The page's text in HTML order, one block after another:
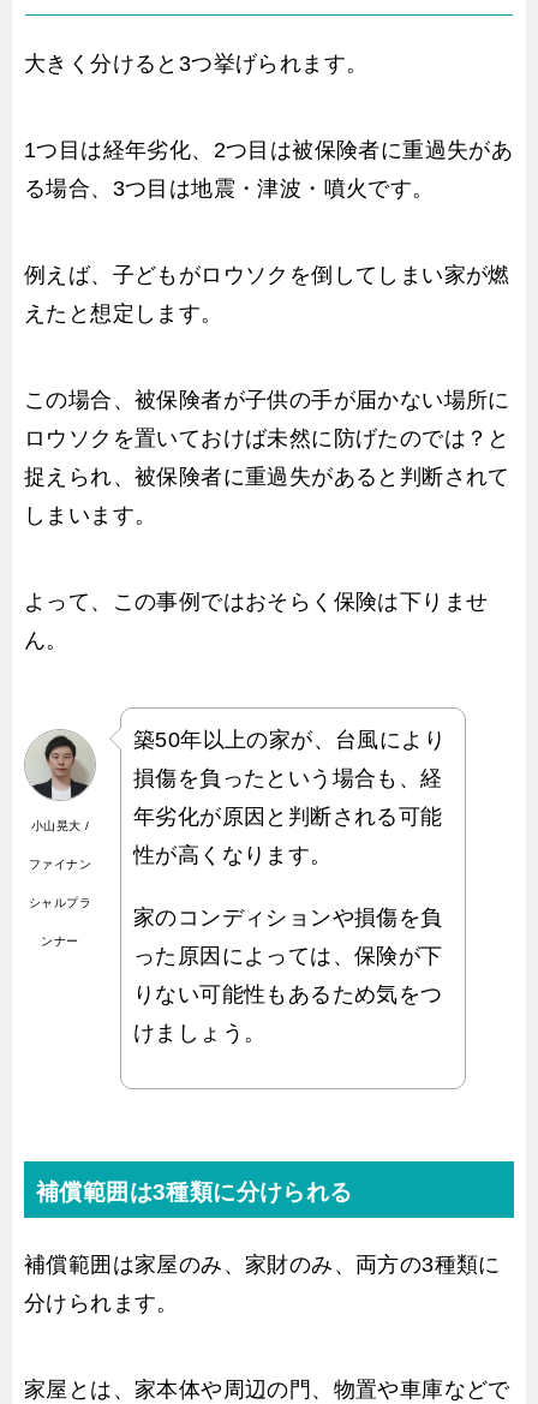
大きく分けると3つ挙げられます。
1つ目は経年劣化、2つ目は被保険者に重過失があ
る場合、3つ目は地震・津波・噴火です。
例えば、子どもがロウソクを倒してしまい家が燃
えたと想定します。
この場合、被保険者が子供の手が届かない場所に
ロウソクを置いておけば未然に防げたのでは？と
捉えられ、被保険者に重過失があると判断されて
しまいます。
よって、この事例ではおそらく保険は下りませ
ん。
小山晃大 /
ファイナン
シャルプラ
ンナー
築50年以上の家が、台風により
損傷を負ったという場合も、経
年劣化が原因と判断される可能
性が高くなります。
家のコンディションや損傷を負
った原因によっては、保険が下
りない可能性もあるため気をつ
けましょう。
補償範囲は3種類に分けられる
補償範囲は家屋のみ、家財のみ、両方の3種類に
分けられます。
家屋とは、家本体や周辺の門、物置や車庫などで